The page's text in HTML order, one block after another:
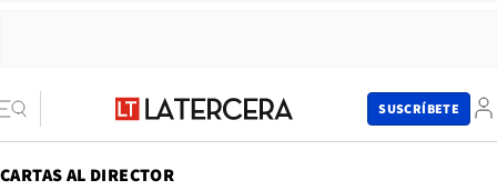
SUSCRÍBETE
CARTAS AL DIRECTOR